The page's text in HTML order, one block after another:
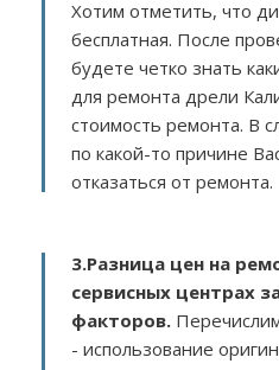
Хотим отметить, что
бесплатная. После
будете четко знать
для ремонта дрели
стоимость ремонта. В
по какой-то причине
отказаться от ремонта.
3.Разница цен на
сервисных центрах
факторов.
- использование